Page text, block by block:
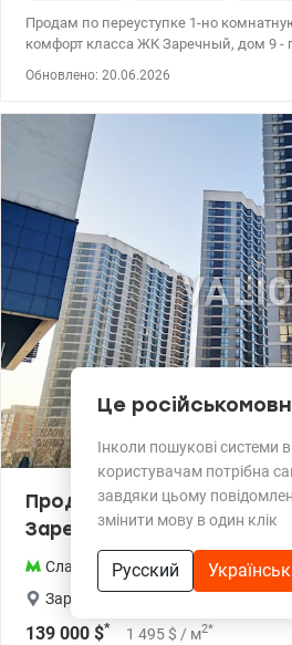
Продам по переуступке 1-но
комфорт класса ЖК Заречный, дом 9 -
инфраструктура, придомовая
На территории кафе, рестораны,
прогулок, супермаркеты, ТРЦ.
Обновлено: 20.06.2026
Продажа 2 комнатной
Заречный
Славутич,Осокорки Дарницкий,
Заречная
139 000 $* 1 495 $ / м2*
Це
Інколи пошукові
користувачам потрібна
завдяки цьому
змінити мову в один клік
Русский